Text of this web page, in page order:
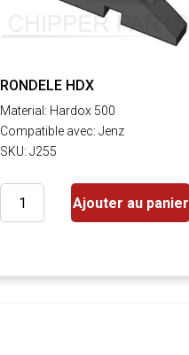
RONDELE HDX
Material: Hardox 500
Compatible avec: Jenz
SKU: J255
Ajouter au panier